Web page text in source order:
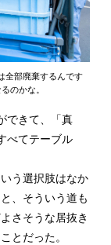
全部廃棄するんです
のかな。
できて、「真
べてテーブル
う選択肢はなか
、そういう道も
さそうな居抜き
とだった。